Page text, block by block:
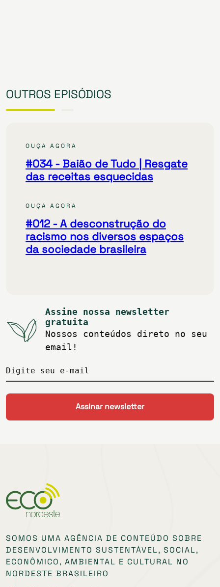
OUTROS EPISÓDIOS
OUÇA AGORA
#034 - Baião de Tudo | Resgate
das receitas esquecidas
OUÇA AGORA
#012 - A desconstrução do
racismo nos diversos espaços
da sociedade brasileira
Assine nossa newsletter
gratuita
Nossos conteúdos direto no seu
email!
Digite seu e-mail
SOMOS UMA AGÊNCIA DE CONTEÚDO SOBRE
DESENVOLVIMENTO SUSTENTÁVEL, SOCIAL,
ECONÔMICO, AMBIENTAL E CULTURAL NO
NORDESTE BRASILEIRO